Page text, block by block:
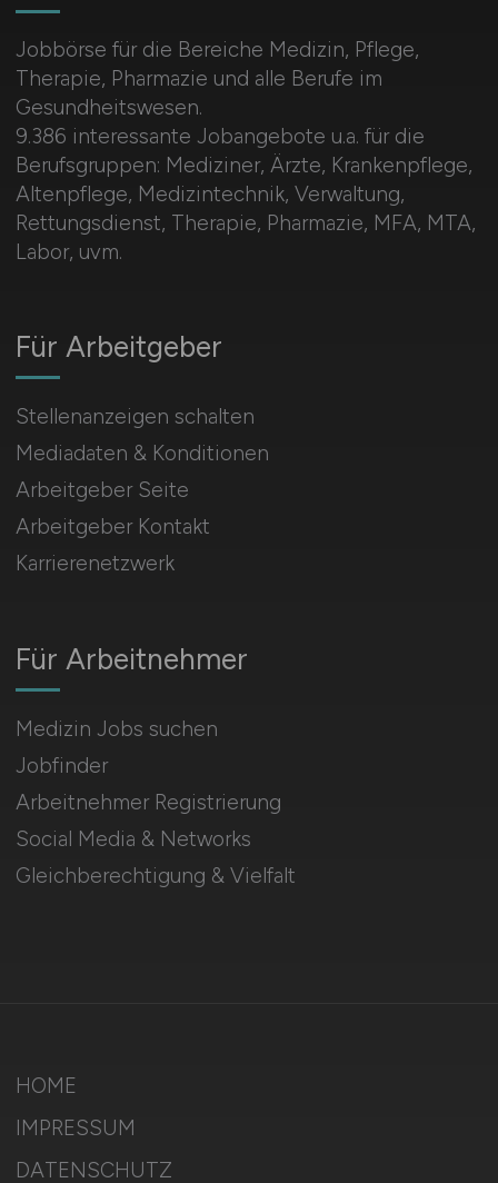
Jobbörse für die Bereiche Medizin, Pflege,
Therapie, Pharmazie und alle Berufe im
Gesundheitswesen.
9.386 interessante Jobangebote u.a. für die
Berufsgruppen: Mediziner, Ärzte, Krankenpflege,
Altenpflege, Medizintechnik, Verwaltung,
Rettungsdienst, Therapie, Pharmazie, MFA, MTA,
Labor, uvm.
Für Arbeitnehmer
Medizin Jobs suchen
Jobfinder
Arbeitnehmer Registrierung
Social Media & Networks
Gleichberechtigung & Vielfalt
Für Arbeitgeber
Stellenanzeigen schalten
Mediadaten & Konditionen
Arbeitgeber Seite
Arbeitgeber Kontakt
Karrierenetzwerk
HOME
IMPRESSUM
DATENSCHUTZ